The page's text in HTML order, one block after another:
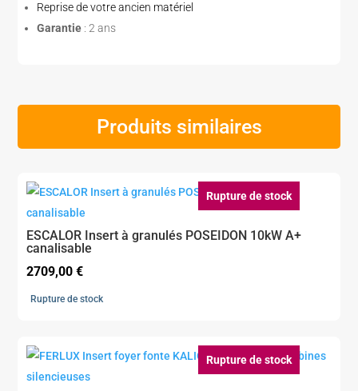
Reprise de votre ancien matériel
Garantie : 2 ans
Produits similaires
Rupture de stock
ESCALOR Insert à granulés POSEIDON 10kW A+
canalisable
2709,00€
Rupture de stock
Rupture de stock